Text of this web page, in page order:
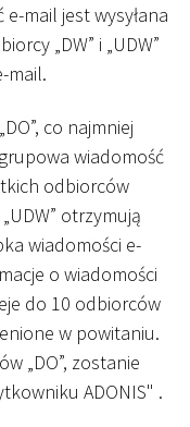
mail jest wysyłana
„DW” i „UDW”
mail.
co najmniej
grupowa wiadomość
odbiorców
otrzymują
wiadomości e-
o wiadomości
do 10 odbiorców
w powitaniu.
„DO”, zostanie
ADONIS" .